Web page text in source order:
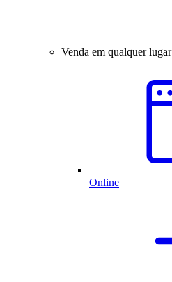
Venda em qualquer lugar
Online